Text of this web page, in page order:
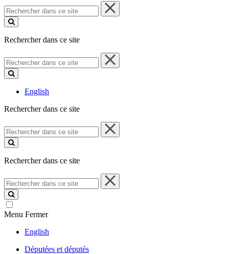
Rechercher
dans
ce
Rechercher dans ce site
Rechercher
dans
ce
English
Rechercher dans ce site
Rechercher
dans
ce
Rechercher dans ce site
Rechercher
dans
ce
site
Menu Fermer
English
Députées et députés